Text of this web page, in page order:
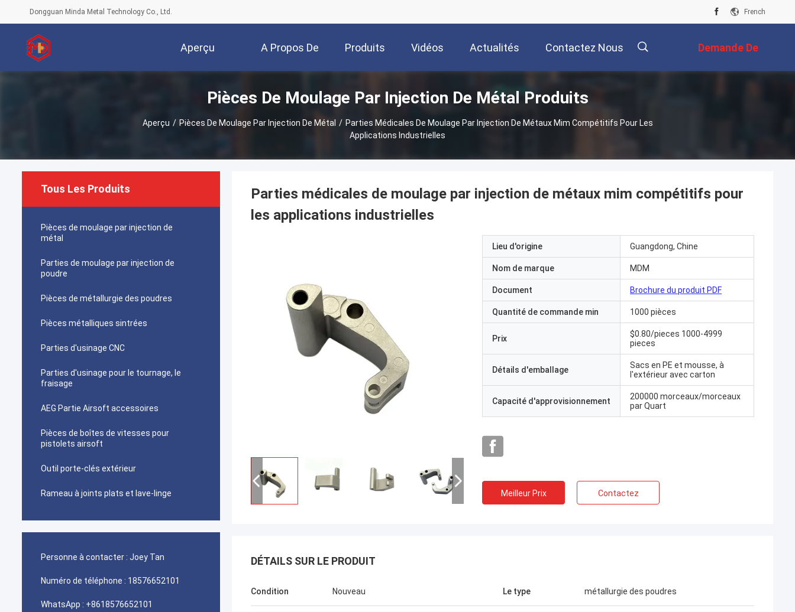
Dongguan Minda Metal Technology Co., Ltd. French
Aperçu A Propos De
Nous
Produits Vidéos Actualités Contactez Nous Demande De
Soumission
Pièces De Moulage Par Injection De Métal Produits
Aperçu / Pièces De Moulage Par Injection De Métal / Parties Médicales De Moulage Par Injection De Métaux Mim Compétitifs Pour Les
Applications Industrielles
Tous Les Produits
Pièces de moulage par injection de
métal
Parties de moulage par injection de
poudre
Pièces de métallurgie des poudres
Pièces métalliques sintrées
Parties d'usinage CNC
Parties d'usinage pour le tournage, le
fraisage
AEG Partie Airsoft accessoires
Pièces de boîtes de vitesses pour
pistolets airsoft
Outil porte-clés extérieur
Rameau à joints plats et lave-linge
Personne à contacter : Joey Tan
Numéro de téléphone : 18576652101
WhatsApp : +8618576652101
Parties médicales de moulage par injection de métaux mim compétitifs pour
les applications industrielles
Lieu d'origine Guangdong, Chine
Nom de marque MDM
Document Brochure du produit PDF
Quantité de commande min 1000 pièces
Prix
$0.80/pieces 1000-4999
pieces
Détails d'emballage
Sacs en PE et mousse, à
l'extérieur avec carton
Capacité d'approvisionnement
200000 morceaux/morceaux
par Quart
Meilleur Prix Contactez
DÉTAILS SUR LE PRODUIT
Condition Nouveau Le type métallurgie des poudres